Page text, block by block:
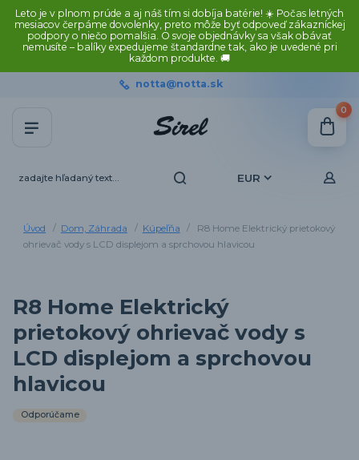
Leto je v plnom prúde a aj náš tím si dobíja batérie! ☀️ Počas letných
mesiacov čerpáme dovolenky, preto môže byť odpoveď zákazníckej
podpory o niečo pomalšia. O svoje objednávky sa však obávať
nemusíte – balíky expedujeme štandardne tak, ako je uvedené pri
každom produkte. 🚚
EUR
notta@notta.sk
0
Úvod Dom, Záhrada Kúpeľňa
R8 Home Elektrický prietokový
ohrievač vody s LCD displejom a sprchovou hlavicou
R8 Home Elektrický
prietokový ohrievač vody s
LCD displejom a sprchovou
hlavicou
Odporúčame